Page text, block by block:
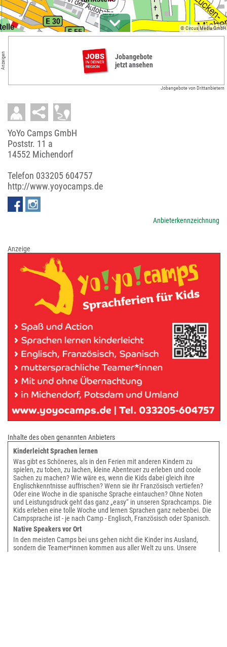
© Circus Media GmbH
Anzeigen
Jobangebote
jetzt ansehen
Jobangebote von Drittanbietern
YoYo Camps GmbH
Poststr. 11 a
14552 Michendorf
Telefon 033205 604757
http://www.yoyocamps.de
Anbieterkennzeichnung
Anzeige
Inhalte des oben genannten Anbieters
Kinderleicht Sprachen lernen
Was gibt es Schöneres, als in den Ferien mit anderen Kindern zu
spielen, zu toben, zu lachen, kleine Abenteuer zu erleben und coole
Sachen zu machen? Wie wäre es, wenn die Kids dabei gleich ihre
Englischkenntnisse auffrischen? Wenn sie ihr Französisch vertiefen?
Oder eine Woche in die spanische Sprache eintauchen? Ohne Noten
und Leistungsdruck geht das ganz „easy“ in unseren Sprachcamps. Die
Kids erleben eine tolle Woche und lernen Sprachen ganz nebenbei. Die
Campsprache ist - je nach Camp - Englisch, Französisch oder Spanisch.
Native Speakers vor Ort
In den meisten Camps bei uns gehen nicht die Kinder ins Ausland,
sondern die Teamer*innen kommen aus aller Welt zu uns. Unsere